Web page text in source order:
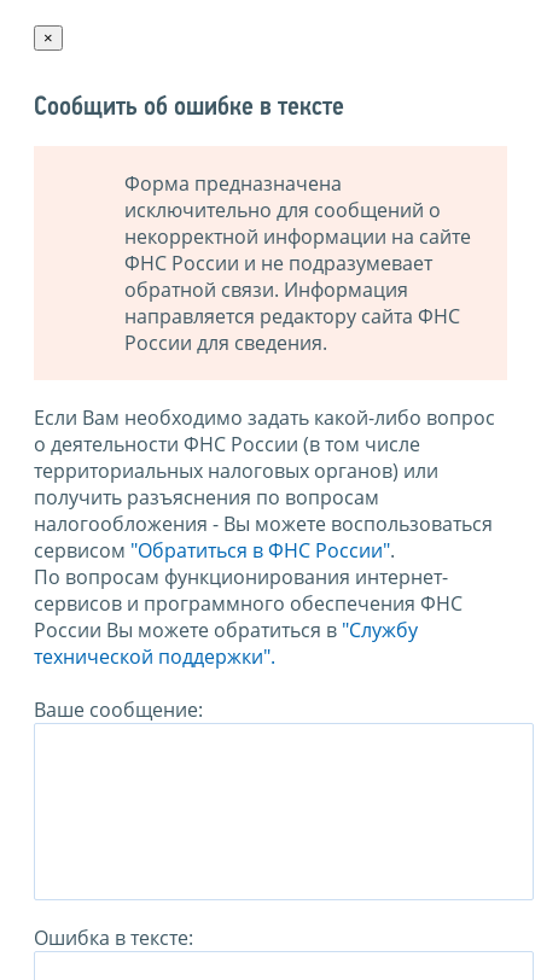
×
Сообщить об ошибке в тексте
Форма предназначена
исключительно для сообщений о
некорректной информации на сайте
ФНС России и не подразумевает
обратной связи. Информация
направляется редактору сайта ФНС
России для сведения.
Если Вам необходимо задать какой-либо вопрос
о деятельности ФНС России (в том числе
территориальных налоговых органов) или
получить разъяснения по вопросам
налогообложения - Вы можете воспользоваться
сервисом "Обратиться в ФНС России".
По вопросам функционирования интернет-
сервисов и программного обеспечения ФНС
России Вы можете обратиться в "Службу
технической поддержки".
Ваше сообщение:
Ошибка в тексте: